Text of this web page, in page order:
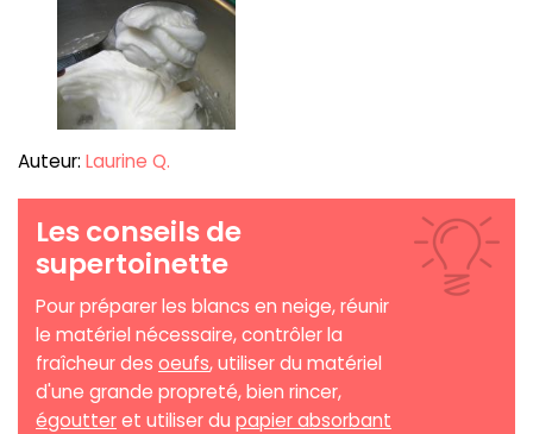
Auteur: Laurine Q.
Les conseils de
supertoinette
Pour préparer les blancs en neige, réunir
le matériel nécessaire, contrôler la
fraîcheur des oeufs, utiliser du matériel
d'une grande propreté, bien rincer,
égoutteret utiliser du papier absorbant